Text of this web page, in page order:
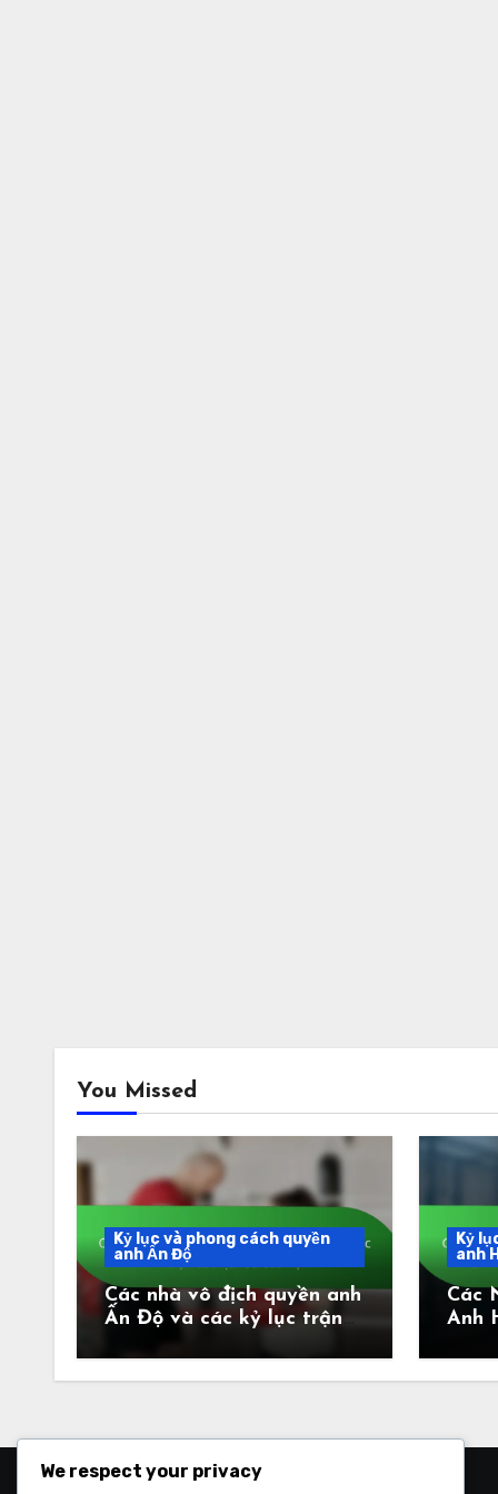
You Missed
Kỷ lục và phong cách quyền
anh Ấn Độ
Các nhà vô địch quyền anh
Ấn Độ và các kỷ lục trận
Kỷ
anh
Các
Anh
Đáo
We respect your privacy